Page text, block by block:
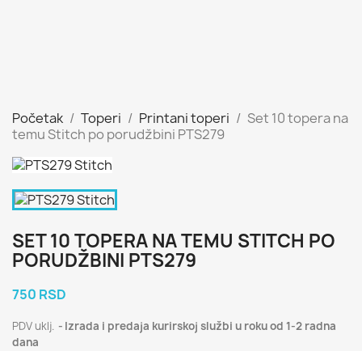
Početak Toperi Printani toperi
Set 10 topera na
temu Stitch po porudžbini PTS279
SET 10 TOPERA NA TEMU STITCH PO
PORUDŽBINI PTS279
750 RSD
PDV uklj.
Izrada i predaja kurirskoj službi u roku od 1-2 radna
dana